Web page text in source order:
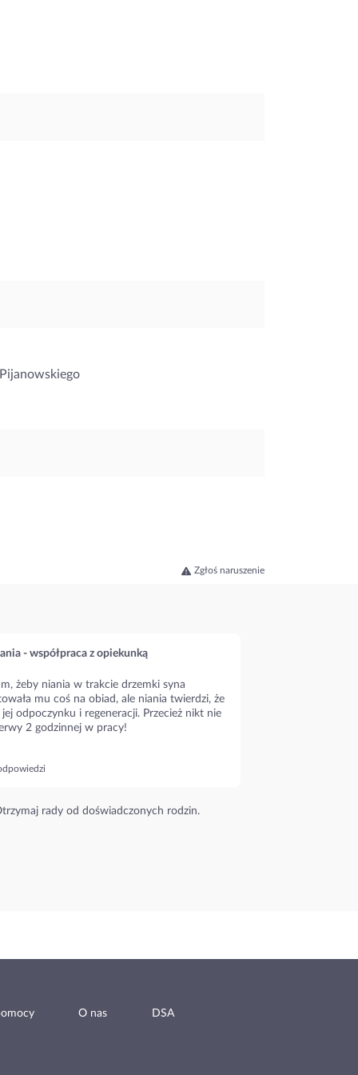
Zgłoś naruszenie
- współpraca z opiekunką
żeby niania w trakcie drzemki syna
mu coś na obiad, ale niania twierdzi, że
odpoczynku i regeneracji. Przecież nikt nie
2 godzinnej w pracy!
rady od doświadczonych rodzin.
O nas DSA